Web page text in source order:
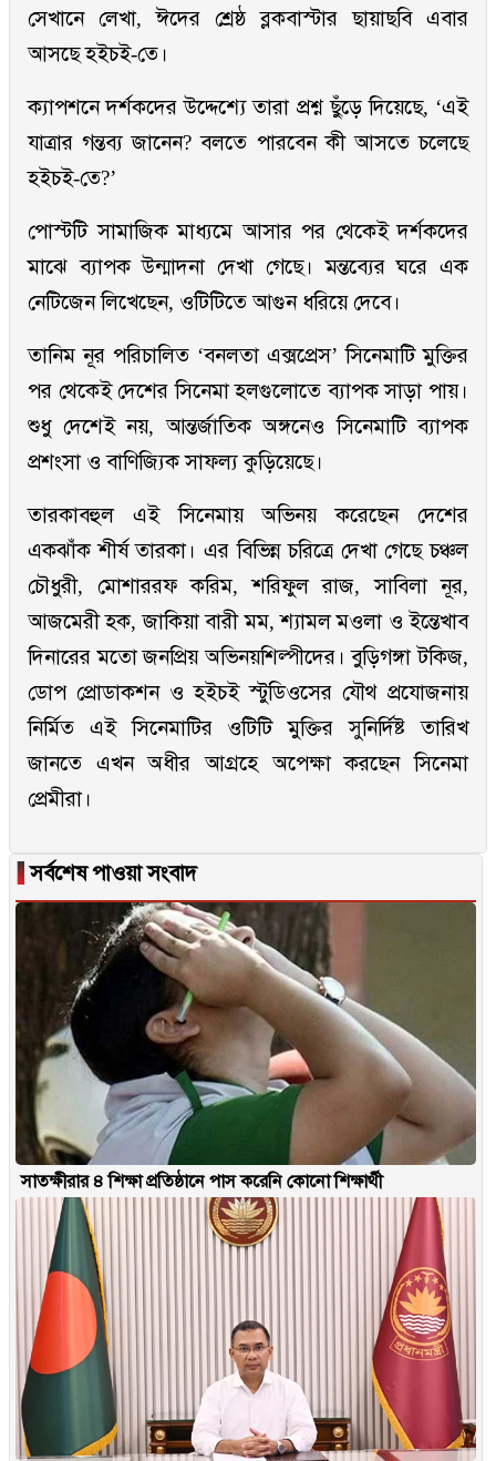
সেখানে লেখা, ঈদের শ্রেষ্ঠ ব্লকবাস্টার ছায়াছবি এবার
আসছে হইচই-তে।
ক্যাপশনে দর্শকদের উদ্দেশ্যে তারা প্রশ্ন ছুঁড়ে দিয়েছে, ‘এই
যাত্রার গন্তব্য জানেন? বলতে পারবেন কী আসতে চলেছে
হইচই-তে?’
পোস্টটি সামাজিক মাধ্যমে আসার পর থেকেই দর্শকদের
মাঝে ব্যাপক উন্মাদনা দেখা গেছে। মন্তব্যের ঘরে এক
নেটিজেন লিখেছেন, ওটিটিতে আগুন ধরিয়ে দেবে।
তানিম নূর পরিচালিত ‘বনলতা এক্সপ্রেস’ সিনেমাটি মুক্তির
পর থেকেই দেশের সিনেমা হলগুলোতে ব্যাপক সাড়া পায়।
শুধু দেশেই নয়, আন্তর্জাতিক অঙ্গনেও সিনেমাটি ব্যাপক
প্রশংসা ও বাণিজ্যিক সাফল্য কুড়িয়েছে।
তারকাবহুল এই সিনেমায় অভিনয় করেছেন দেশের
একঝাঁক শীর্ষ তারকা। এর বিভিন্ন চরিত্রে দেখা গেছে চঞ্চল
চৌধুরী, মোশাররফ করিম, শরিফুল রাজ, সাবিলা নূর,
আজমেরী হক, জাকিয়া বারী মম, শ্যামল মওলা ও ইন্তেখাব
দিনারের মতো জনপ্রিয় অভিনয়শিল্পীদের। বুড়িগঙ্গা টকিজ,
ডোপ প্রোডাকশন ও হইচই স্টুডিওসের যৌথ প্রযোজনায়
নির্মিত এই সিনেমাটির ওটিটি মুক্তির সুনির্দিষ্ট তারিখ
জানতে এখন অধীর আগ্রহে অপেক্ষা করছেন সিনেমা
প্রেমীরা।
▐সর্বশেষ পাওয়া সংবাদ
সাতক্ষীরার ৪ শিক্ষা প্রতিষ্ঠানে পাস করেনি কোনো শিক্ষার্থী